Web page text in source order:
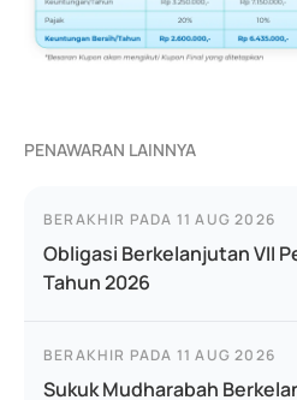
PENAWARAN LAINNYA
BERAKHIR PADA 11 AUG 2026
Obligasi Berkelanjutan VII
Tahun 2026
BERAKHIR PADA 11 AUG 2026
Sukuk Mudharabah